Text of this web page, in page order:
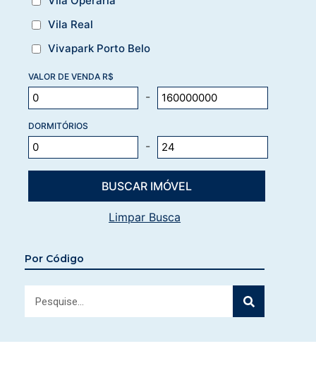
Vila Real
Vivapark Porto Belo
VALOR DE VENDA R$
-
DORMITÓRIOS
-
Limpar Busca
Por Código